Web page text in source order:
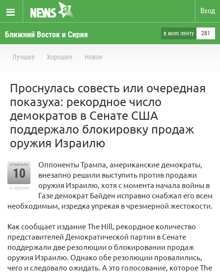
Вход
Ближний Восток и Сирия в мою ленту 281
Лучшее Хорошее Новое
Проснулась совесть или очередная
показуха: рекордное число
демократов в Сенате США
поддержало блокировку продаж
оружия Израилю
отметили
10
в архиве
Оппоненты Трампа, американские демократы,
внезапно решили выступить против продажи
оружия Израилю, хотя с момента начала войны в
Газе демократ Байден исправно снабжал его всем
необходимым, изредка упрекая в чрезмерной жестокости.
Как сообщает издание The Hill, рекордное количество
представителей Демократической партии в Сенате
поддержали две резолюции о блокировании продаж
оружия Израилю. Однако обе резолюции провалились,
чего и следовало ожидать. А это голосование, которое The